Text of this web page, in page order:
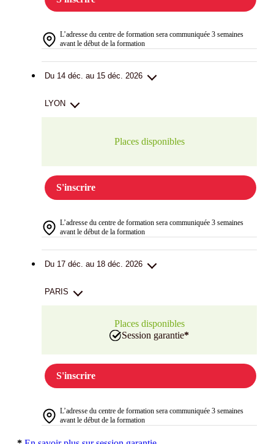
L’adresse du centre de formation sera communiquée 3 semaines
avant le début de la formation
Du 14 déc. au 15 déc. 2026
LYON
Places disponibles
S'inscrire
L’adresse du centre de formation sera communiquée 3 semaines
avant le début de la formation
Du 17 déc. au 18 déc. 2026
PARIS
Places disponibles
Session garantie*
S'inscrire
L’adresse du centre de formation sera communiquée 3 semaines
avant le début de la formation